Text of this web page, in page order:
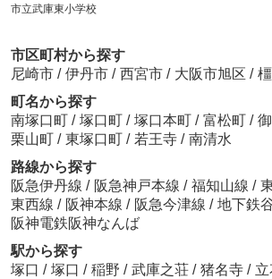
市立武庫東小学校
市区町村から探す
尼崎市 / 伊丹市 / 西宮市 / 大阪市旭区 /
町名から探す
南塚口町 / 塚口町 / 塚口本町 / 富松町 /
栗山町 / 東塚口町 / 若王寺 / 南清水
路線から探す
阪急伊丹線 / 阪急神戸本線 / 福知山線 /
東西線 / 阪神本線 / 阪急今津線 / 地下鉄
阪神電鉄阪神なんば
駅から探す
塚口 / 塚口 / 稲野 / 武庫之荘 / 猪名寺 /